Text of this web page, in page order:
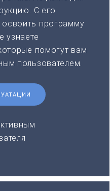
С его
программу
узнаете
помогут вам
пользователем.